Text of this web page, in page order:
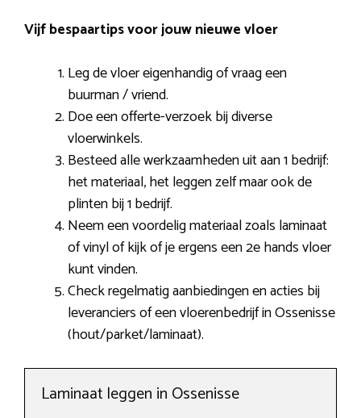
Vijf bespaartips voor jouw nieuwe vloer
Leg de vloer eigenhandig of vraag een
buurman / vriend.
Doe een offerte-verzoek bij diverse
vloerwinkels.
Besteed alle werkzaamheden uit aan 1 bedrijf:
het materiaal, het leggen zelf maar ook de
plinten bij 1 bedrijf.
Neem een voordelig materiaal zoals laminaat
of vinyl of kijk of je ergens een 2e hands vloer
kunt vinden.
Check regelmatig aanbiedingen en acties bij
leveranciers of een vloerenbedrijf in Ossenisse
(hout/parket/laminaat).
Laminaat leggen in Ossenisse